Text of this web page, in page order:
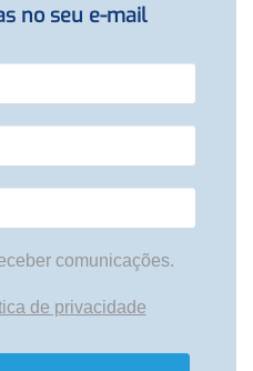
no seu e-mail
comunicações.
de privacidade